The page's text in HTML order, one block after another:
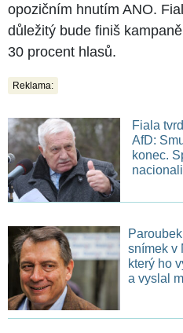
opozičním hnutím ANO.
důležitý bude finiš
30 procent hlasů.
Reklama:
Fiala
AfD:
konec.
snímek v
který ho
a vyslal